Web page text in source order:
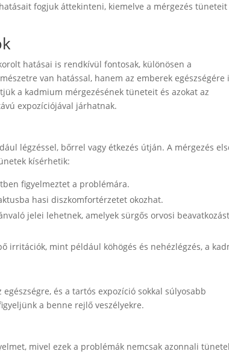
fogjuk áttekinteni, kiemelve a mérgezés tüneteit
hatásai is rendkívül fontosak, különösen a
van hatással, hanem az emberek egészségére
a kadmium mérgezésének tüneteit és azokat az
expozíciójával járhatnak.
légzéssel, bőrrel vagy étkezés útján. A mérgezés
kísérhetik:
figyelmeztet a problémára.
hasi diszkomfortérzetet okozhat.
jelei lehetnek, amelyek sürgős orvosi beavatkozást
irritációk, mint például köhögés és nehézlégzés, a
és a tartós expozíció sokkal súlyosabb
a benne rejlő veszélyekre.
mivel ezek a problémák nemcsak azonnali